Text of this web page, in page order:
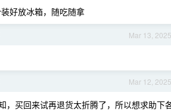
好放冰箱，随吃随拿
Mar 13, 2025
Mar 12, 2025
，买回来试再退货太折腾了，所以想求助下